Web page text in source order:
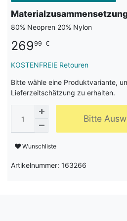
80% Neopren 20% Nylon
26999 €
KOSTENFREIE Retouren
Bitte wähle eine Produktvariante,
Lieferzeitschätzung zu erhalten.
Bitte
Wunschliste
Artikelnummer: 163266